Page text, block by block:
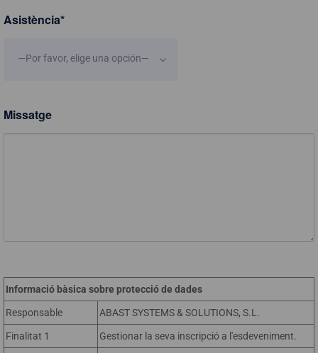
Asistència*
—Por favor, elige una opción—
Missatge
Informació bàsica sobre protecció de dades
Responsable ABAST SYSTEMS & SOLUTIONS, S.L.
Finalitat 1 Gestionar la seva inscripció a l'esdeveniment.